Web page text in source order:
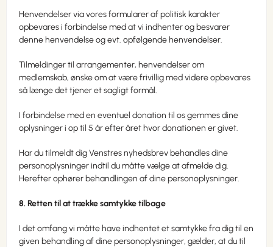
Henvendelser via vores formularer af politisk karakter
opbevares i forbindelse med at vi indhenter og besvarer
denne henvendelse og evt. opfølgende henvendelser.
Tilmeldinger til arrangementer, henvendelser om
medlemskab, ønske om at være frivillig med videre opbevares
så længe det tjener et sagligt formål.
I forbindelse med en eventuel donation til os gemmes dine
oplysninger i op til 5 år efter året hvor donationen er givet.
Har du tilmeldt dig Venstres nyhedsbrev behandles dine
personoplysninger indtil du måtte vælge at afmelde dig.
Herefter ophører behandlingen af dine personoplysninger.
8. Retten til at trække samtykke tilbage
I det omfang vi måtte have indhentet et samtykke fra dig til en
given behandling af dine personoplysninger, gælder, at du til